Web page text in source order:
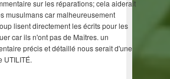
sur les réparations; cela aiderait
musulmans car malheureusement
lisent directement les écrits pour les
car ils n'ont pas de Maîtres. un
précis et détaillé nous serait d'une
UTILITÉ.